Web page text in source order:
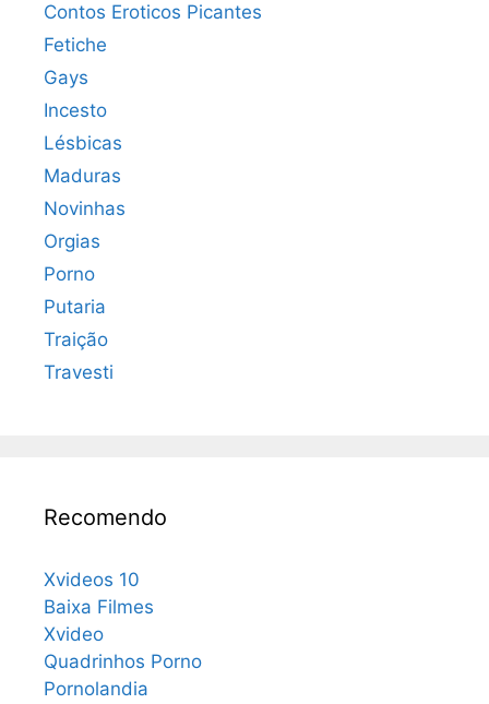
Contos Eroticos Picantes
Fetiche
Gays
Incesto
Lésbicas
Maduras
Novinhas
Orgias
Porno
Putaria
Traição
Travesti
Recomendo
Xvideos 10
Baixa Filmes
Xvideo
Quadrinhos Porno
Pornolandia